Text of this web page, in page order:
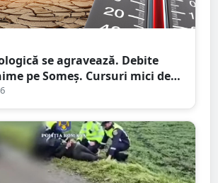
se agravează. Debite
pe Someș. Cursuri mici de